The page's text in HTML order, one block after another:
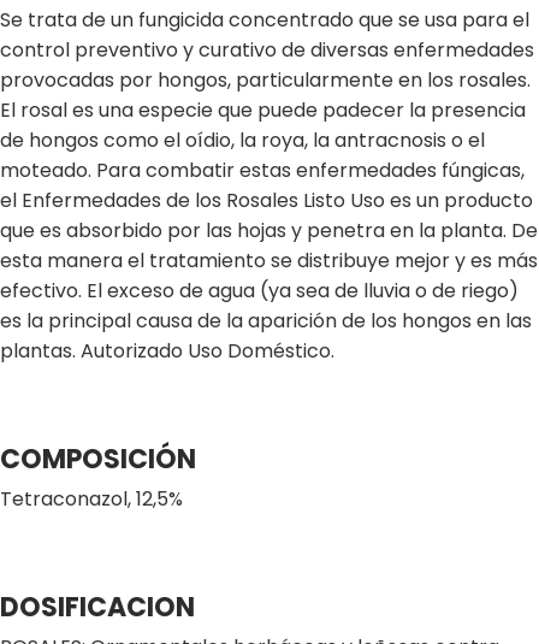
Se trata de un fungicida concentrado que se usa para el
control preventivo y curativo de diversas enfermedades
provocadas por hongos, particularmente en los rosales.
El rosal es una especie que puede padecer la presencia
de hongos como el oídio, la roya, la antracnosis o el
moteado. Para combatir estas enfermedades fúngicas,
el Enfermedades de los Rosales Listo Uso es un producto
que es absorbido por las hojas y penetra en la planta. De
esta manera el tratamiento se distribuye mejor y es más
efectivo. El exceso de agua (ya sea de lluvia o de riego)
es la principal causa de la aparición de los hongos en las
plantas. Autorizado Uso Doméstico.
COMPOSICIÓN
Tetraconazol, 12,5%
DOSIFICACION